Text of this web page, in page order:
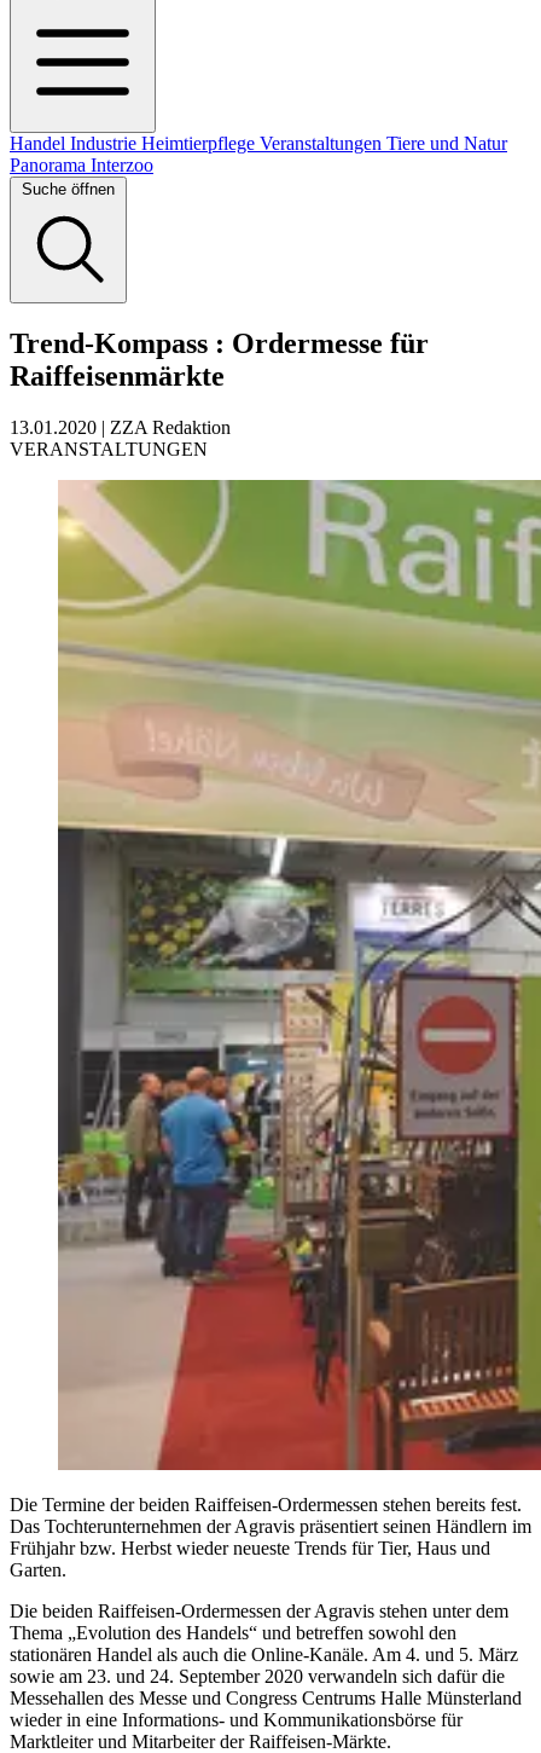
Handel Industrie Heimtierpflege Veranstaltungen Tiere und Natur
Panorama Interzoo
Suche öffnen
Trend-Kompass : Ordermesse für
Raiffeisenmärkte
13.01.2020 | ZZA Redaktion
VERANSTALTUNGEN
Die Termine der beiden Raiffeisen-Ordermessen stehen bereits fest.
Das Tochterunternehmen der Agravis präsentiert seinen Händlern im
Frühjahr bzw. Herbst wieder neueste Trends für Tier, Haus und
Garten.
Die beiden Raiffeisen-Ordermessen der Agravis stehen unter dem
Thema „Evolution des Handels“ und betreffen sowohl den
stationären Handel als auch die Online-Kanäle. Am 4. und 5. März
sowie am 23. und 24. September 2020 verwandeln sich dafür die
Messehallen des Messe und Congress Centrums Halle Münsterland
wieder in eine Informations- und Kommunikationsbörse für
Marktleiter und Mitarbeiter der Raiffeisen-Märkte.